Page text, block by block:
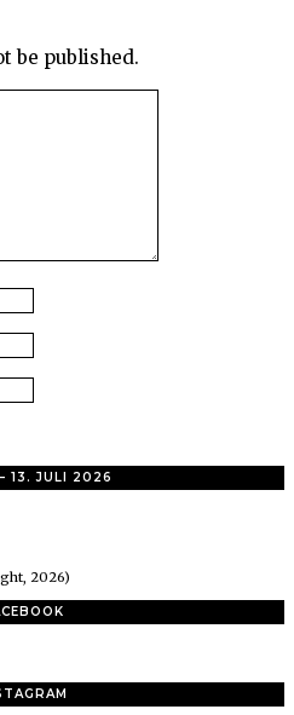
be published.
13. JULI 2026
2026)